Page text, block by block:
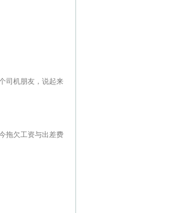
司机朋友，说起来
拖欠工资与出差费